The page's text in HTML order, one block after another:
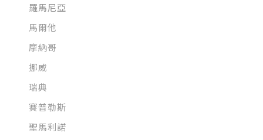
羅馬尼亞
馬爾他
摩納哥
挪威
瑞典
賽普勒斯
聖馬利諾